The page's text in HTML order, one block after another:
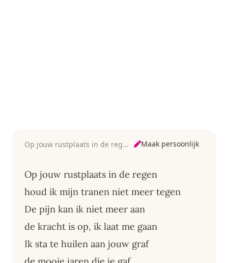
Op jouw rustplaats in de regen Maak persoonlijk
Op jouw rustplaats in de regen
houd ik mijn tranen niet meer tegen
De pijn kan ik niet meer aan
de kracht is op, ik laat me gaan
Ik sta te huilen aan jouw graf